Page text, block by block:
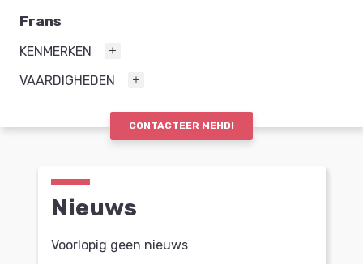
Frans
KENMERKEN
VAARDIGHEDEN
CONTACTEER MEHDI
Nieuws
Voorlopig geen nieuws